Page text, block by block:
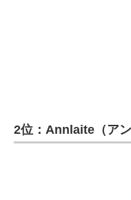
2位：Annlaite（ア